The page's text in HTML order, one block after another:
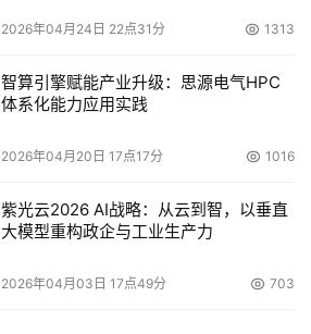
2026年04月24日 22点31分 1313
智算引擎赋能产业升级：思源电气HPC
体系化能力应用实践
2026年04月20日 17点17分 1016
紫光云2026 AI战略：从云到智，以垂直
大模型重构政企与工业生产力
2026年04月03日 17点49分 703